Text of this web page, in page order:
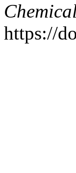
https://